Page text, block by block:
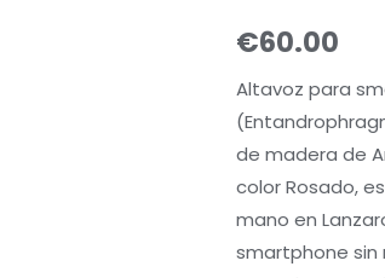
€60.00
Altavoz para
de madera de
color Rosado,
mano en
smartphone sin